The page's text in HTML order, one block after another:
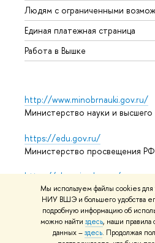
Мы используем файлы cookies для
НИУ ВШЭ и большего удобства
подробную информацию об
можно найти здесь, наши правила
данных –здесь. Продолжая
Людям с ограниченными
Единая платежная страница
Работа в Вышке
http://www.minobrnauki.gov.ru/
Министерство науки и
https://edu.gov.ru/
Министерство просвещения РФ
https://elearning.hse.ru/mooc
Массовые открытые онлайн-
© НИУ ВШЭ 1993–2026 Адреса и